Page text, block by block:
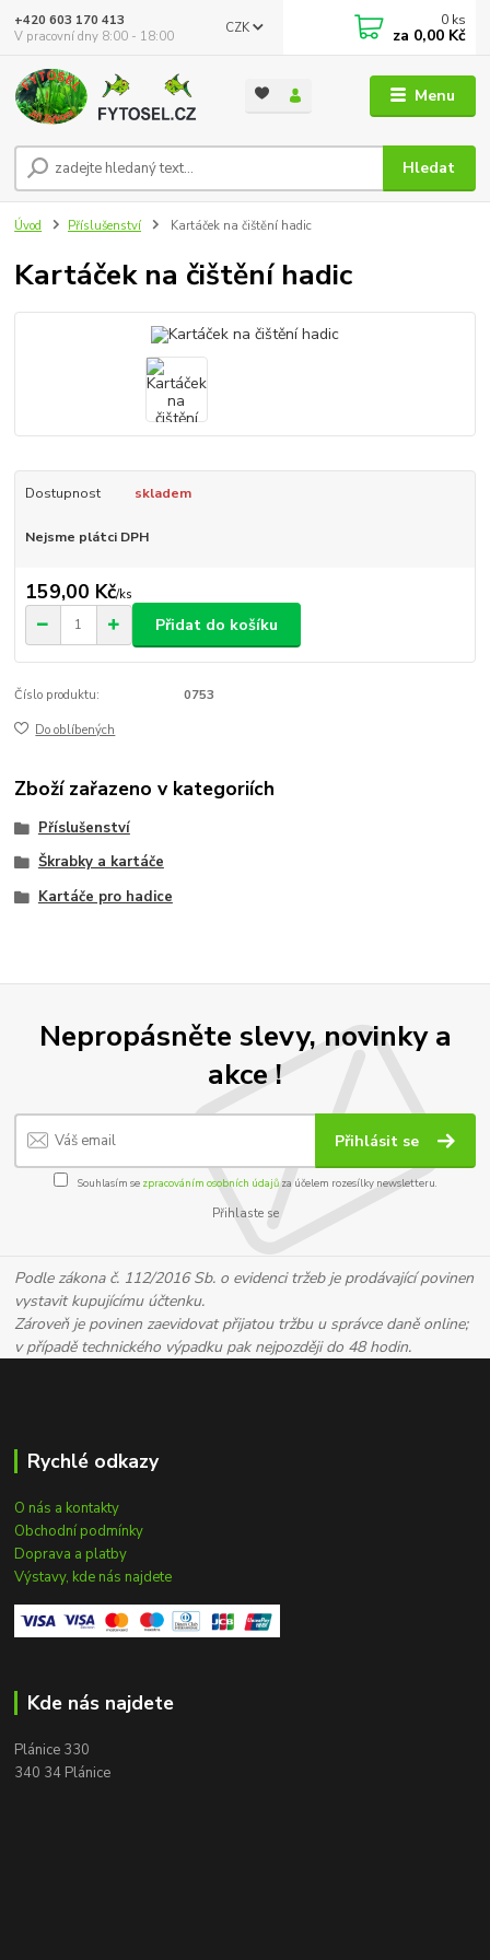
Menu
CZK
Hledat
+420 603 170 413
V pracovní dny 8:00 - 18:00
0 ks
za 0,00 Kč
Úvod Příslušenství Kartáček na čištění hadic
Kartáček na čištění hadic
Dostupnost skladem
Nejsme plátci DPH
159,00 Kč/ks
Přidat do košíku
Číslo produktu: 0753
Do oblíbených
Zboží zařazeno v kategoriích
Příslušenství
Škrabky a kartáče
Kartáče pro hadice
Nepropásněte slevy, novinky a
akce !
Přihlásit se
Souhlasím se zpracováním osobních údajůza účelem rozesílky newsletteru.
Přihlaste se
Podle zákona č. 112/2016 Sb. o evidenci tržeb je prodávající povinen
vystavit kupujícímu účtenku.
Zároveň je povinen zaevidovat přijatou tržbu u správce daně online;
v případě technického výpadku pak nejpozději do 48 hodin.
Rychlé odkazy
O nás a kontakty
Obchodní podmínky
Doprava a platby
Výstavy, kde nás najdete
Kde nás najdete
Plánice 330
340 34 Plánice